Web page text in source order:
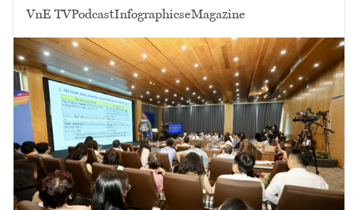
VnE TVPodcastInfographicseMagazine